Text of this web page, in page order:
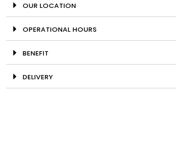
OUR LOCATION
OPERATIONAL HOURS
BENEFIT
DELIVERY